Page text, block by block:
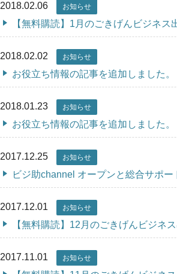
2018.02.06 お知らせ
【無料購読】1月のごきげんビジネス
2018.02.02 お知らせ
お役立ち情報の記事を追加しました。
2018.01.23 お知らせ
お役立ち情報の記事を追加しました。
2017.12.25 お知らせ
ビジ助channel オープンと総合サポ
2017.12.01 お知らせ
【無料購読】12月のごきげんビジネ
2017.11.01 お知らせ